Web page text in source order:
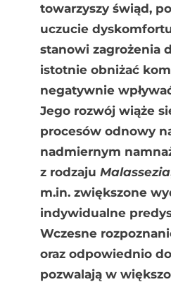
towarzyszy świąd,
uczucie
stanowi zagrożenia
istotnie obniżać
negatywnie
Jego rozwój wiąże
procesów odnowy
nadmiernym
z rodzaju Malassezia
m.in. zwiększone
indywidualne
Wczesne
oraz odpowiednio
pozwalają w